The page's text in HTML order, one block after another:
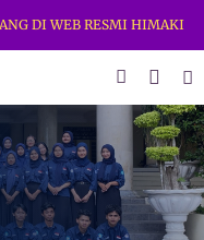
DI WEB RESMI HIMAKI